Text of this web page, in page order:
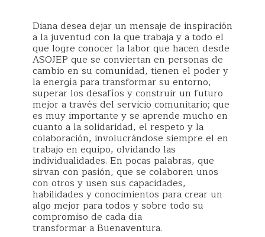
Diana desea dejar un mensaje de inspiración
a la juventud con la que trabaja y a todo el
que logre conocer la labor que hacen desde
ASOJEP que se conviertan en personas de
cambio en su comunidad, tienen el poder y
la energía para transformar su entorno,
superar los desafíos y construir un futuro
mejor a través del servicio comunitario; que
es muy importante y se aprende mucho en
cuanto a la solidaridad, el respeto y la
colaboración, involucrándose siempre el en
trabajo en equipo, olvidando las
individualidades. En pocas palabras, que
sirvan con pasión, que se colaboren unos
con otros y usen sus capacidades,
habilidades y conocimientos para crear un
algo mejor para todos y sobre todo su
compromiso de cada día
transformar a Buenaventura.